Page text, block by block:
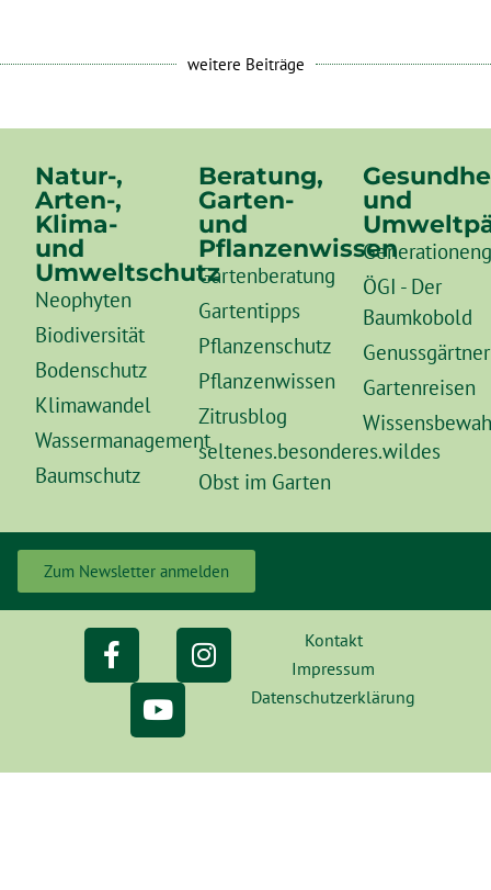
weitere Beiträge
Natur-,
Arten-,
Klima-
und
Umweltschutz
Neophyten
Biodiversität
Bodenschutz
Klimawandel
Wassermanagement
Baumschutz
Beratung,
Garten-
und
Pflanzenwissen
Gartenberatung
Gartentipps
Pflanzenschutz
Pflanzenwissen
Zitrusblog
seltenes.besonderes.wildes
Obst im Garten
und
ÖGI - Der
Baumkobold
Gartenreisen
Zum Newsletter anmelden
Kontakt
Impressum
Datenschutzerklärung